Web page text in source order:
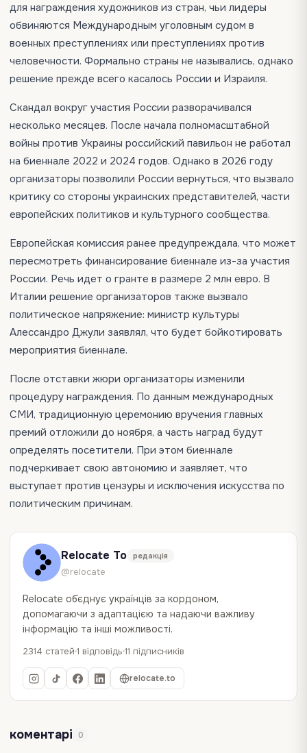
для награждения художников из стран, чьи лидеры
обвиняются Международным уголовным судом в
военных преступлениях или преступлениях против
человечности. Формально страны не назывались, однако
решение прежде всего касалось России и Израиля.
Скандал вокруг участия России разворачивался
несколько месяцев. После начала полномасштабной
войны против Украины российский павильон не работал
на биеннале 2022 и 2024 годов. Однако в 2026 году
организаторы позволили России вернуться, что вызвало
критику со стороны украинских представителей, части
европейских политиков и культурного сообщества.
Европейская комиссия ранее предупреждала, что может
пересмотреть финансирование биеннале из-за участия
России. Речь идет о гранте в размере 2 млн евро. В
Италии решение организаторов также вызвало
политическое напряжение: министр культуры
Алессандро Джули заявлял, что будет бойкотировать
мероприятия биеннале.
После отставки жюри организаторы изменили
процедуру награждения. По данным международных
СМИ, традиционную церемонию вручения главных
премий отложили до ноября, а часть наград будут
определять посетители. При этом биеннале
подчеркивает свою автономию и заявляет, что
выступает против цензуры и исключения искусства по
политическим причинам.
Relocate To редакція
@relocate
Relocate об`єднує українців за кордоном,
допомагаючи з адаптацією та надаючи важливу
інформацію та інші можливості.
2314 статей 1 відповідь 11 підписників
relocate.to
коментарі 0